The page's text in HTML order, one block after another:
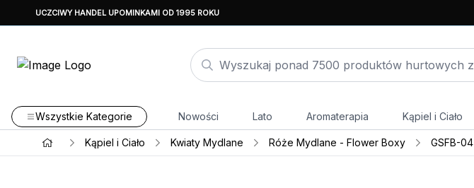
UCZCIWY HANDEL UPOMINKAMI OD 1995 ROKU
Wszystkie Kategorie Nowości Lato Aromaterapia Kąpiel i Ciało
Kąpiel i Ciało Kwiaty Mydlane Róże Mydlane - Flower Boxy GSFB-04